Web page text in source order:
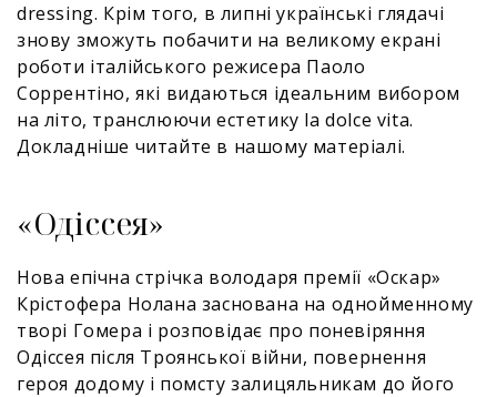
dressing. Крім того, в липні українські глядачі
знову зможуть побачити на великому екрані
роботи італійського режисера Паоло
Соррентіно, які видаються ідеальним вибором
на літо, транслюючи естетику la dolce vita.
Докладніше читайте в нашому матеріалі.
«Одіссея»
Нова епічна стрічка володаря премії «Оскар»
Крістофера Нолана заснована на однойменному
творі Гомера і розповідає про поневіряння
Одіссея після Троянської війни, повернення
героя додому і помсту залицяльникам до його